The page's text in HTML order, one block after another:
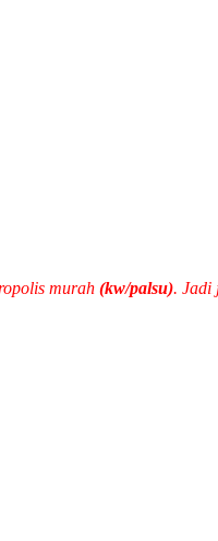
murah (kw/palsu). Jadi